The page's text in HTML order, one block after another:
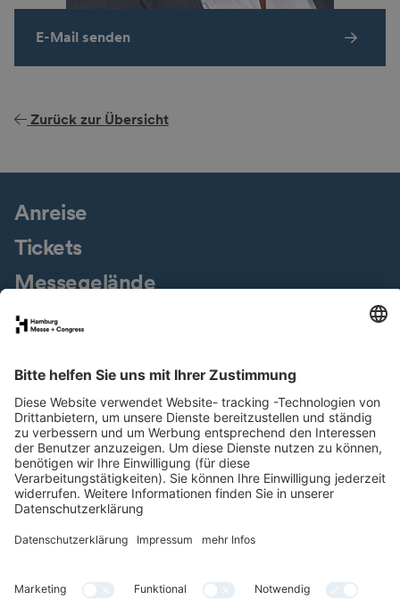
E-Mail senden
Zurück zur Übersicht
Anreise
Tickets
Messegelände
Presseservice
Jobs & Karriere
Nachhaltigkeit
Newsletter
LinkedIn
XINGInstagram
YouTube
Facebook